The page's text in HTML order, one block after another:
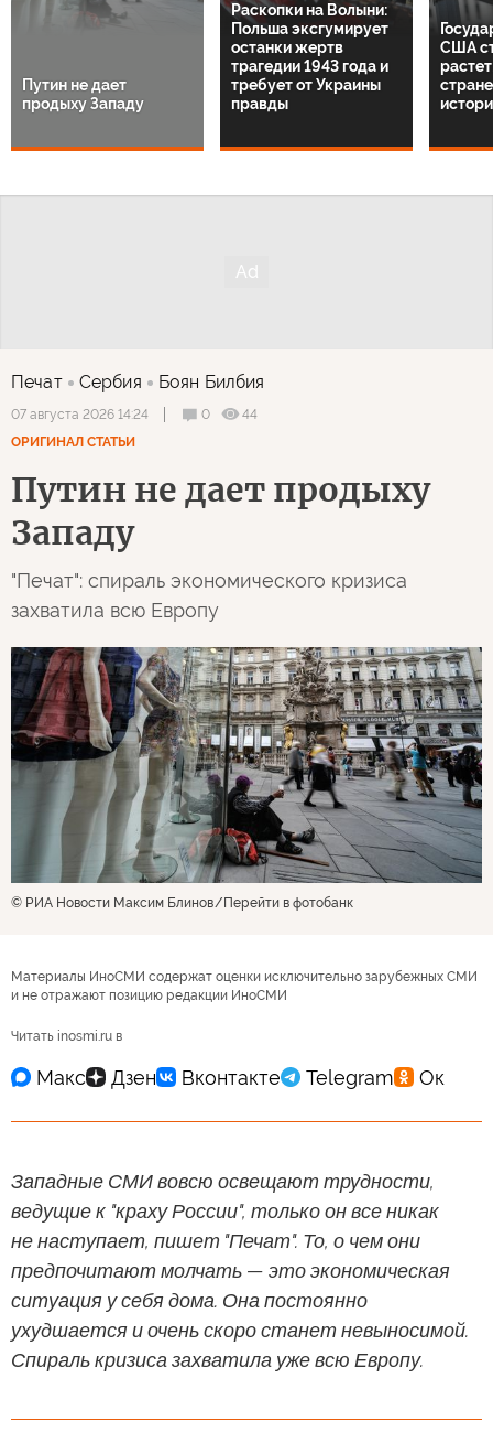
Путин не дает
продыху Западу
Раскопки на Волыни:
Польша эксгумирует
останки жертв
трагедии 1943 года и
требует от Украины
правды
США
Печат Сербия Боян Билбия
07 августа 2026 14:24 0
44
ОРИГИНАЛ СТАТЬИ
Путин не дает продыху
Западу
"Печат": спираль экономического кризиса
захватила всю Европу
© РИА Новости Максим Блинов Перейти в фотобанк
Материалы ИноСМИ содержат оценки исключительно зарубежных СМИ
и не отражают позицию редакции ИноСМИ
Читать inosmi.ru в
Западные СМИ вовсю освещают трудности,
ведущие к "краху России", только он все никак
не наступает, пишет "Печат". То, о чем они
предпочитают молчать — это экономическая
ситуация у себя дома. Она постоянно
ухудшается и очень скоро станет невыносимой.
Спираль кризиса захватила уже всю Европу.